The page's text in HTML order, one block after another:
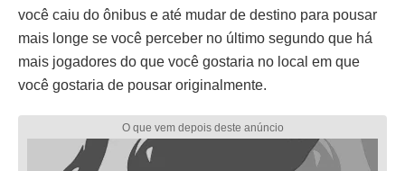
você caiu do ônibus e até mudar de destino para pousar
mais longe se você perceber no último segundo que há
mais jogadores do que você gostaria no local em que
você gostaria de pousar originalmente.